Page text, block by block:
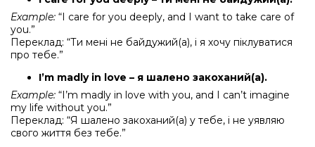
Example: “I care for you deeply, and I want to take care of
you.”
Переклад: “Ти мені не байдужий(а), і я хочу піклуватися
про тебе.”
I’m madly in love – я шалено закоханий(а).
Example: “I’m madly in love with you, and I can’t imagine
my life without you.”
Переклад: “Я шалено закоханий(а) у тебе, і не уявляю
свого життя без тебе.”